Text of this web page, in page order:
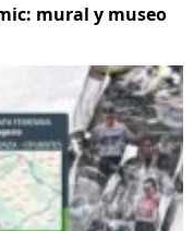
mural y museo